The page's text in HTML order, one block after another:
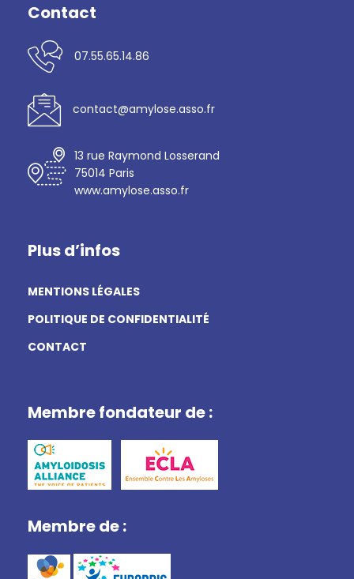
Contact
07.55.65.14.86
contact@amylose.asso.fr
13 rue Raymond Losserand
75014 Paris
www.amylose.asso.fr
Plus d’infos
MENTIONS LÉGALES
POLITIQUE DE CONFIDENTIALITÉ
CONTACT
Membre fondateur de :
Membre de :